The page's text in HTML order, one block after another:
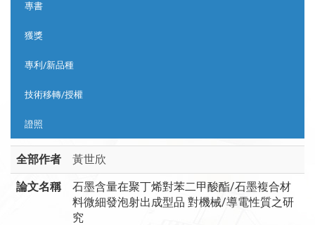
專書
獲獎
專利/新品種
技術移轉/授權
證照
全部作者 黃世欣
論文名稱
石墨含量在聚丁烯對苯二甲酸酯/石墨複合材
料微細發泡射出成型品 對機械/導電性質之研
究